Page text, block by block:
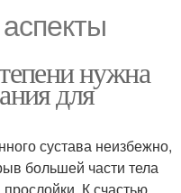
нужна
для
сустава неизбежно,
большей части тела